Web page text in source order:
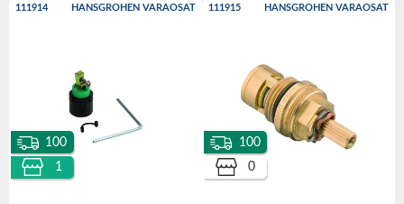
111914 HANSGROHEN VARAOSAT
100
1
111915 HANSGROHEN VARAOSAT
100
0